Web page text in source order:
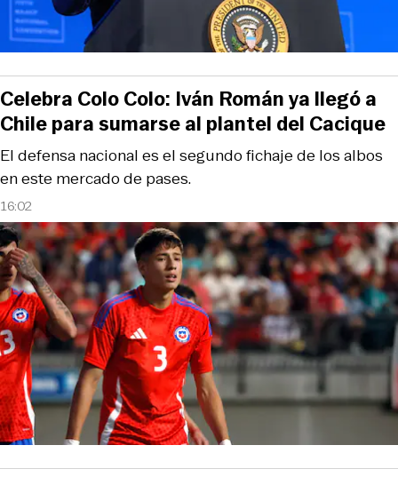
16:02
El defensa nacional es el segundo fichaje de los albos
en este mercado de pases.
Celebra Colo Colo: Iván Román ya llegó a
Chile para sumarse al plantel del Cacique